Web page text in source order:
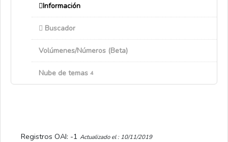
Información
Buscador
Volúmenes/Números (Beta)
Nube de temas 4
Registros OAI: -1 Actualizado el : 10/11/2019